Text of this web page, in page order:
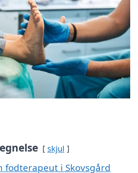
skjul
fodterapeut i Skovsgård